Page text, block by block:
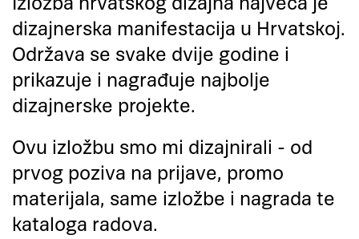
dizajnerska manifestacija u Hrvatskoj.
Održava se svake dvije godine i
prikazuje i nagrađuje najbolje
dizajnerske projekte.
Ovu izložbu smo mi dizajnirali - od
prvog poziva na prijave, promo
materijala, same izložbe i nagrada te
kataloga radova.